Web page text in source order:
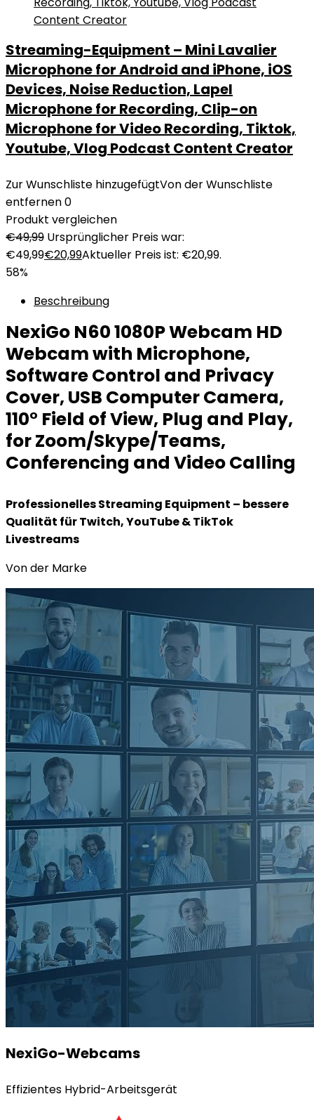
Streaming-Equipment – Mini Lavalier
Microphone for Android and iPhone, iOS
Devices, Noise Reduction, Lapel
Microphone for Recording, Clip-on
Microphone for Video Recording, Tiktok,
Youtube, Vlog Podcast Content Creator
Zur Wunschliste hinzugefügtVon der Wunschliste
entfernen0
Produkt vergleichen
€49,99 Ursprünglicher Preis war:
€49,99€20,99Aktueller Preis ist: €20,99.
58%
Beschreibung
NexiGo N60 1080P Webcam HD
Webcam with Microphone,
Software Control and Privacy
Cover, USB Computer Camera,
110° Field of View, Plug and Play,
for Zoom/Skype/Teams,
Conferencing and Video Calling
Professionelles Streaming Equipment – bessere
Qualität für Twitch, YouTube & TikTok
Livestreams
Von der Marke
NexiGo-Webcams
Effizientes Hybrid-Arbeitsgerät